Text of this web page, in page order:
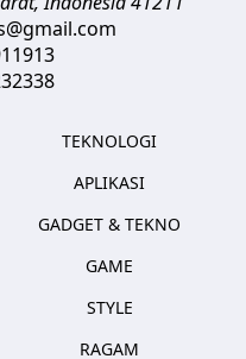
TEKNOLOGI
APLIKASI
GADGET & TEKNO
GAME
STYLE
RAGAM